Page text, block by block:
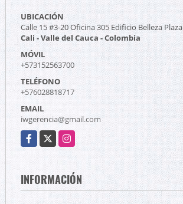
UBICACIÓN
Calle 15 #3-20 Oficina 305 Edificio Belleza Plaza
Cali - Valle del Cauca - Colombia
MÓVIL
+573152563700
TELÉFONO
+576028818717
EMAIL
iwgerencia@gmail.com
Facebook
X Instagram
INFORMACIÓN